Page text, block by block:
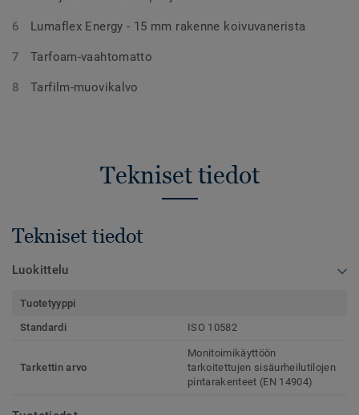
Lumaflex Energy - 15 mm rakenne koivuvanerista
Tarfoam-vaahtomatto
Tarfilm-muovikalvo
Tekniset tiedot
Tekniset tiedot
Luokittelu
Tuotetyyppi
Standardi
ISO 10582
Tarkettin arvo
Monitoimikäyttöön
tarkoitettujen sisäurheilutilojen
pintarakenteet (EN 14904)